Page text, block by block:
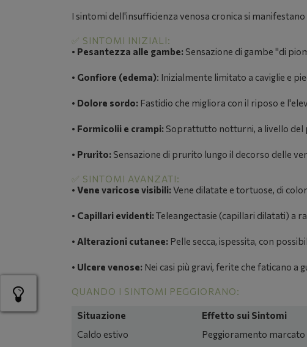
I sintomi dell'insufficienza venosa cronica si
✅ SINTOMI INIZIALI:
• Pesantezza alle gambe: Sensazione di gambe "di
• Gonfiore (edema): Inizialmente limitato a caviglie e
• Dolore sordo: Fastidio che migliora con il riposo e
• Formicolii e crampi: Soprattutto notturni, a livello del
• Prurito: Sensazione di prurito lungo il decorso delle
✅ SINTOMI AVANZATI:
• Vene varicose visibili:Vene dilatate e tortuose, di
• Capillari evidenti:Teleangectasie (capillari dilatati) a
• Alterazioni cutanee: Pelle secca, ispessita, con
• Ulcere venose: Nei casi più gravi, ferite che faticano a
QUANDO I SINTOMI PEGGIORANO:
Situazione
Effetto sui Sintomi
Caldo estivo
Peggioramento marcato